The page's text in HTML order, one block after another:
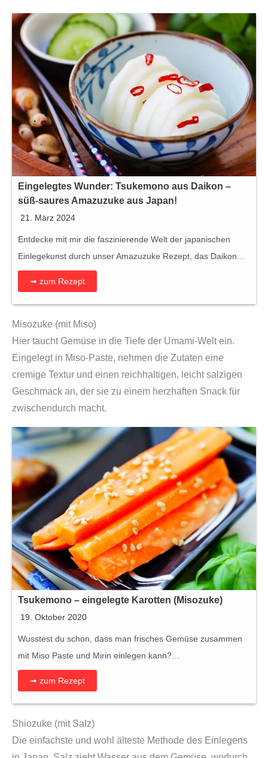
Eingelegtes Wunder: Tsukemono aus Daikon –
süß-saures Amazuzuke aus Japan!
21. März 2024
Entdecke mit mir die faszinierende Welt der japanischen
Einlegekunst durch unser Amazuzuke Rezept, das Daikon…
➟ zum Rezept
Misozuke (mit Miso)
Hier taucht Gemüse in die Tiefe der Umami-Welt ein.
Eingelegt in Miso-Paste, nehmen die Zutaten eine
cremige Textur und einen reichhaltigen, leicht salzigen
Geschmack an, der sie zu einem herzhaften Snack für
zwischendurch macht.
Tsukemono – eingelegte Karotten (Misozuke)
19. Oktober 2020
Wusstest du schon, dass man frisches Gemüse zusammen
mit Miso Paste und Mirin einlegen kann?…
➟ zum Rezept
Shiozuke (mit Salz)
Die einfachste und wohl älteste Methode des Einlegens